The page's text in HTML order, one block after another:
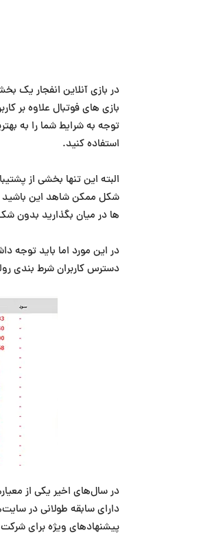
در بازی آنلاین انفجار یک
بازی های فوتبال علاوه بر
توجه به شرایط شما را به
استفاده کنید.
البته این تنها بخشی از
شکل ممکن شاهد این باشید
ها در میان بگذارید بدون
در این مورد اما باید توجه
دسترس کاربران شرط بندی
در سال‌های اخیر یکی از
دارای سابقه طولانی در
پیشنهادهای ویژه برای